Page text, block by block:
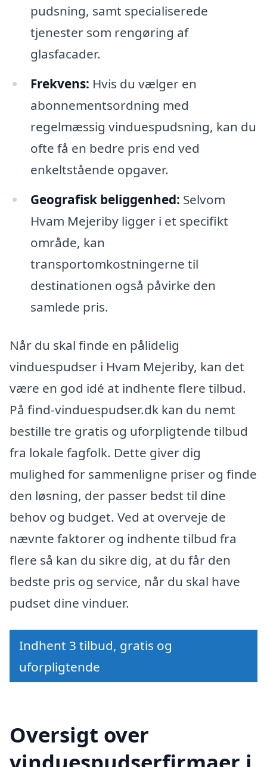
pudsning, samt specialiserede
tjenester som rengøring af
glasfacader.
Frekvens: Hvis du vælger en
abonnementsordning med
regelmæssig vinduespudsning, kan du
ofte få en bedre pris end ved
enkeltstående opgaver.
Geografisk beliggenhed: Selvom
Hvam Mejeriby ligger i et specifikt
område, kan
transportomkostningerne til
destinationen også påvirke den
samlede pris.
Når du skal finde en pålidelig
vinduespudser i Hvam Mejeriby, kan det
være en god idé at indhente flere tilbud.
På find-vinduespudser.dk kan du nemt
bestille tre gratis og uforpligtende tilbud
fra lokale fagfolk. Dette giver dig
mulighed for sammenligne priser og finde
den løsning, der passer bedst til dine
behov og budget. Ved at overveje de
nævnte faktorer og indhente tilbud fra
flere så kan du sikre dig, at du får den
bedste pris og service, når du skal have
pudset dine vinduer.
Indhent 3 tilbud, gratis og
uforpligtende
Oversigt over